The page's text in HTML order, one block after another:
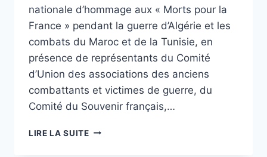
nationale d’hommage aux « Morts pour la
France » pendant la guerre d’Algérie et les
combats du Maroc et de la Tunisie, en
présence de représentants du Comité
d’Union des associations des anciens
combattants et victimes de guerre, du
Comité du Souvenir français,…
LIRE LA SUITEJOURNÉE